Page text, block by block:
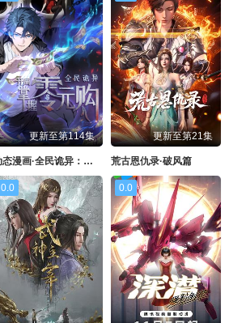
更新至第114集
动态漫画·全民诡异：开局掌握零元购
更新至第21集
荒古恩仇录·破风篇
0.0 0.0